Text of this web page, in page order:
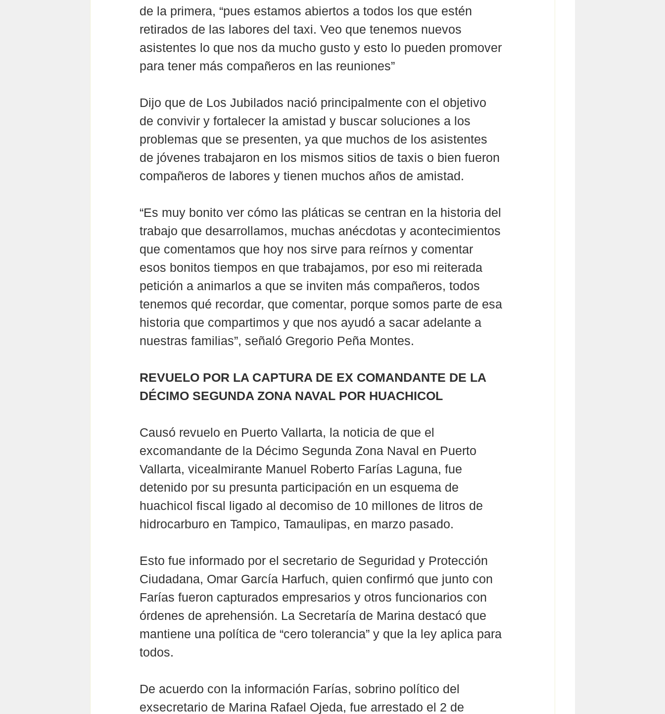
de la primera, “pues estamos abiertos a todos los que estén
retirados de las labores del taxi. Veo que tenemos nuevos
asistentes lo que nos da mucho gusto y esto lo pueden promover
para tener más compañeros en las reuniones”
Dijo que de Los Jubilados nació principalmente con el objetivo
de convivir y fortalecer la amistad y buscar soluciones a los
problemas que se presenten, ya que muchos de los asistentes
de jóvenes trabajaron en los mismos sitios de taxis o bien fueron
compañeros de labores y tienen muchos años de amistad.
“Es muy bonito ver cómo las pláticas se centran en la historia del
trabajo que desarrollamos, muchas anécdotas y acontecimientos
que comentamos que hoy nos sirve para reírnos y comentar
esos bonitos tiempos en que trabajamos, por eso mi reiterada
petición a animarlos a que se inviten más compañeros, todos
tenemos qué recordar, que comentar, porque somos parte de esa
historia que compartimos y que nos ayudó a sacar adelante a
nuestras familias”, señaló Gregorio Peña Montes.
REVUELO POR LA CAPTURA DE EX COMANDANTE DE LA
DÉCIMO SEGUNDA ZONA NAVAL POR HUACHICOL
Causó revuelo en Puerto Vallarta, la noticia de que el
excomandante de la Décimo Segunda Zona Naval en Puerto
Vallarta, vicealmirante Manuel Roberto Farías Laguna, fue
detenido por su presunta participación en un esquema de
huachicol fiscal ligado al decomiso de 10 millones de litros de
hidrocarburo en Tampico, Tamaulipas, en marzo pasado.
Esto fue informado por el secretario de Seguridad y Protección
Ciudadana, Omar García Harfuch, quien confirmó que junto con
Farías fueron capturados empresarios y otros funcionarios con
órdenes de aprehensión. La Secretaría de Marina destacó que
mantiene una política de “cero tolerancia” y que la ley aplica para
todos.
De acuerdo con la información Farías, sobrino político del
exsecretario de Marina Rafael Ojeda, fue arrestado el 2 de